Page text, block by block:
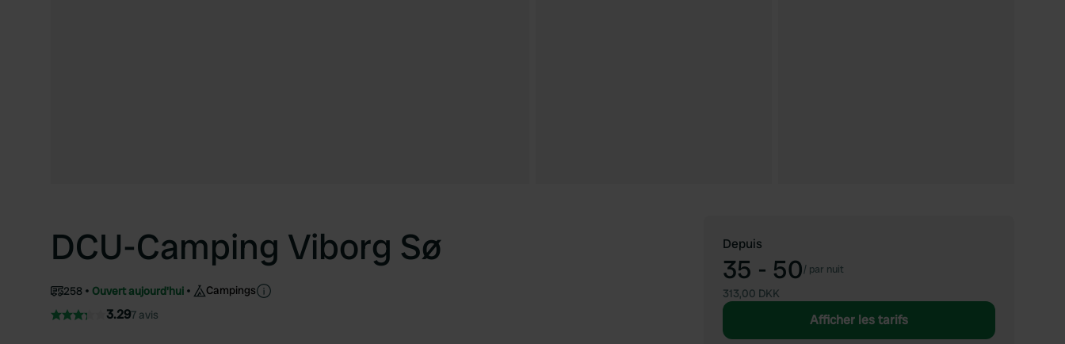
DCU-Camping Viborg Sø
258 Ouvert aujourd'hui Campings
3.297 avis
Depuis
35 - 50/ par nuit
313,00 DKK
Afficher les tarifs